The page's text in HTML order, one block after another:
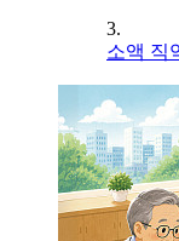
3.
소액 직